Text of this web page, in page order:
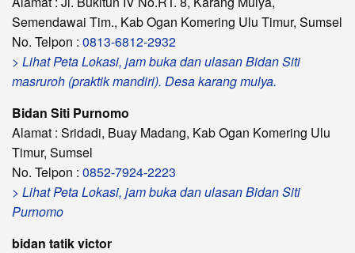
Semendawai Tim., Kab Ogan Komering Ulu Timur, Sumsel
No. Telpon : 0813-6812-2932
> Lihat Peta Lokasi, jam buka dan ulasan Bidan Siti
masruroh (praktik mandiri). Desa karang mulya.
Bidan Siti Purnomo
Alamat : Sridadi, Buay Madang, Kab Ogan Komering Ulu
Timur, Sumsel
No. Telpon : 0852-7924-2223
> Lihat Peta Lokasi, jam buka dan ulasan Bidan Siti
Purnomo
bidan tatik victor